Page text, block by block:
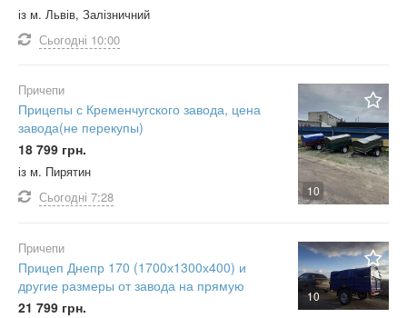
із м. Львів, Залізничний
Сьогодні 10:00
10
Причепи
Прицепы с Кременчугского завода, цена
завода(не перекупы)
18 799 грн.
із м. Пирятин
Сьогодні 7:28
10
Причепи
Прицеп Днепр 170 (1700х1300х400) и
другие размеры от завода на прямую
21 799 грн.